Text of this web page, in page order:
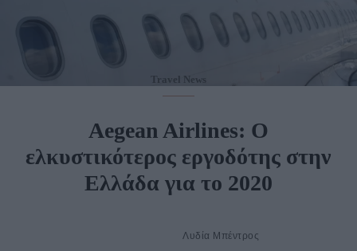
Travel News
Aegean Airlines: Ο
ελκυστικότερος εργοδότης στην
Ελλάδα για το 2020
Λυδία Μπέντρος